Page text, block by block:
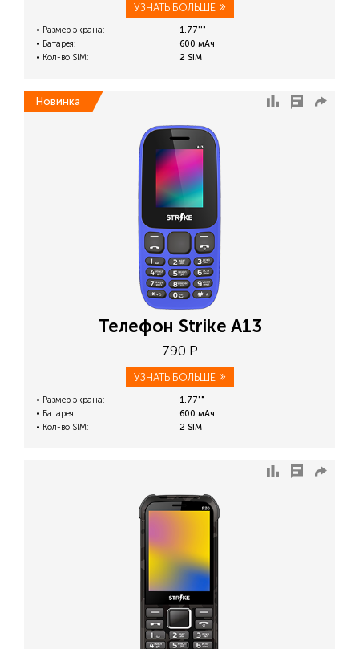
УЗНАТЬ БОЛЬШЕ
Размер экрана:
1.77''"
Батарея:
600 мАч
Кол-во SIM:
2 SIM
Новинка
Телефон Strike A13
790 Р
УЗНАТЬ БОЛЬШЕ
Размер экрана:
1.77""
Батарея:
600 мАч
Кол-во SIM:
2 SIM